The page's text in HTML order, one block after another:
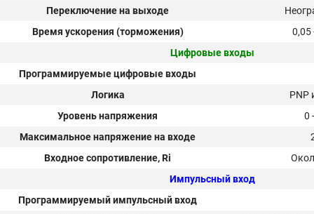
Переключение на выходе
Время ускорения (торможения)
0,05
Цифровые входы
Программируемые цифровые входы
Логика
PNP
Уровень напряжения
0
Максимальное напряжение на входе
Входное сопротивление, Ri
Импульсный вход
Программируемый импульсный вход